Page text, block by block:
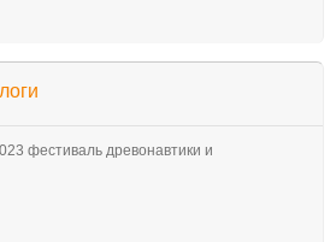
фестиваль древонавтики и